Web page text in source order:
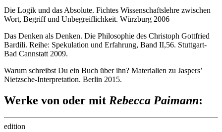
Die Logik und das Absolute. Fichtes Wissenschaftslehre zwischen
Wort, Begriff und Unbegreiflichkeit. Würzburg 2006
Das Denken als Denken. Die Philosophie des Christoph Gottfried
Bardili. Reihe: Spekulation und Erfahrung, Band II,56. Stuttgart-
Bad Cannstatt 2009.
Warum schreibst Du ein Buch über ihn? Materialien zu Jaspers’
Nietzsche-Interpretation. Berlin 2015.
Werke von oder mit Rebecca Paimann:
edition